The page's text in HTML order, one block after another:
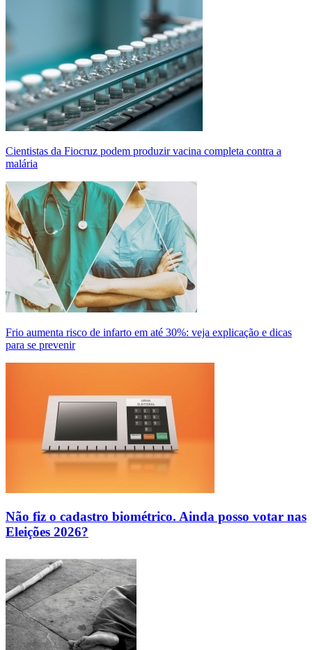
Cientistas da Fiocruz podem produzir vacina completa contra a
malária
Frio aumenta risco de infarto em até 30%: veja explicação e dicas
para se prevenir
Não fiz o cadastro biométrico. Ainda posso votar nas
Eleições 2026?